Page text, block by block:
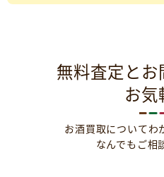
無料査定と
お気
お酒買取についてわ
なんでもご相